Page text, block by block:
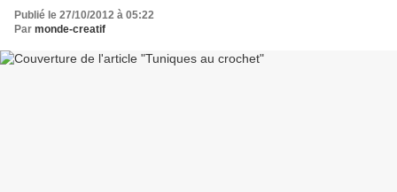
Publié le 27/10/2012 à 05:22
Par monde-creatif